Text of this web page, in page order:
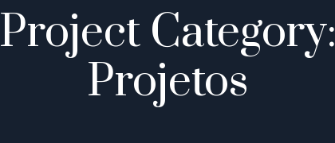
Project Category:
Projetos